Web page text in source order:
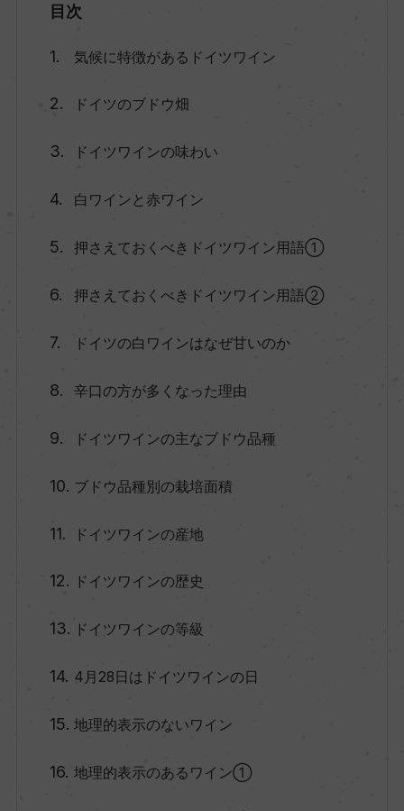
目次
気候に特徴があるドイツワイン
ドイツのブドウ畑
ドイツワインの味わい
白ワインと赤ワイン
押さえておくべきドイツワイン用語①
押さえておくべきドイツワイン用語②
ドイツの白ワインはなぜ甘いのか
辛口の方が多くなった理由
ドイツワインの主なブドウ品種
ブドウ品種別の栽培面積
ドイツワインの産地
ドイツワインの歴史
ドイツワインの等級
4月28日はドイツワインの日
地理的表示のないワイン
地理的表示のあるワイン①